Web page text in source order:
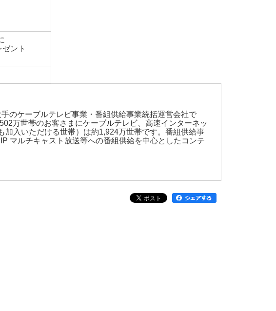
ント
のケーブルテレビ事業・番組供給事業統括運営会社で
万世帯のお客さまにケーブルテレビ、高速インターネッ
加入いただける世帯）は約1,924万世帯です。番組供給事
マルチキャスト放送等への番組供給を中心としたコンテ